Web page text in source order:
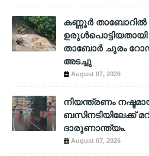
കണ്ണൂർ താബോറിൽ
ഉരുൾപൊട്ടിയതായി
താബോർ ചുരം റോഡ്
അടച്ചു
August 07, 2026
നിയന്ത്രണം
ബസിനടിയിലേക്ക്
ദാരുണാന്ത്യം.
August 07, 2026